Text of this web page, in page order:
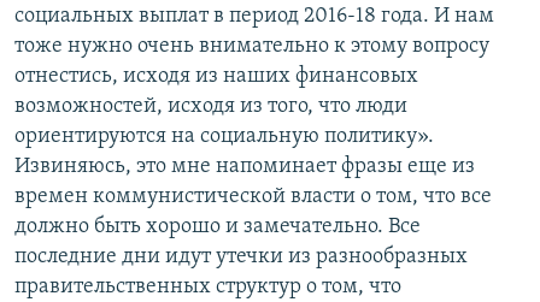
социальных выплат в период 2016-18 года. И нам
тоже нужно очень внимательно к этому вопросу
отнестись, исходя из наших финансовых
возможностей, исходя из того, что люди
ориентируются на социальную политику».
Извиняюсь, это мне напоминает фразы еще из
времен коммунистической власти о том, что все
должно быть хорошо и замечательно. Все
последние дни идут утечки из разнообразных
правительственных структур о том, что